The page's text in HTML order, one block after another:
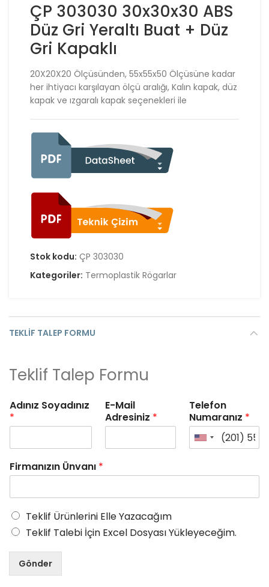
ÇP 303030 30x30x30 ABS
Düz Gri Yeraltı Buat + Düz
Gri Kapaklı
20X20X20 Ölçüsünden, 55x55x50 Ölçüsüne kadar
her ihtiyacı karşılayan ölçü aralığı, Kalın kapak, düz
kapak ve ızgaralı kapak seçenekleri ile
Stok kodu: ÇP 303030
Kategoriler: Termoplastik Rögarlar
TEKLIF TALEP FORMU
Teklif Talep Formu
Adınız Soyadınız
*
E-Mail
Adresiniz *
Telefon
Numaranız *
Firmanızın Ünvanı *
Teklif Ürünlerini Elle Yazacağım
Teklif Talebi İçin Excel Dosyası Yükleyeceğim.
Gönder